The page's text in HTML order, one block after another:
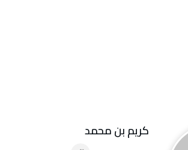
كريم بن محمد